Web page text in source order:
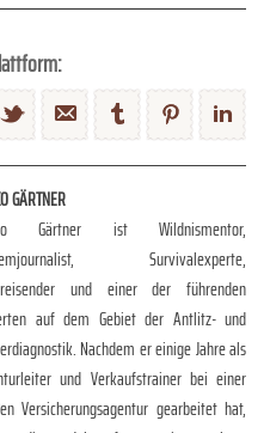
GÄRTNER
Gärtner ist Wildnismentor,
Survivalexperte,
und einer der führenden
auf dem Gebiet der Antlitz- und
Nachdem er einige Jahre als
und Verkaufstrainer bei einer
Versicherungsagentur gearbeitet hat,